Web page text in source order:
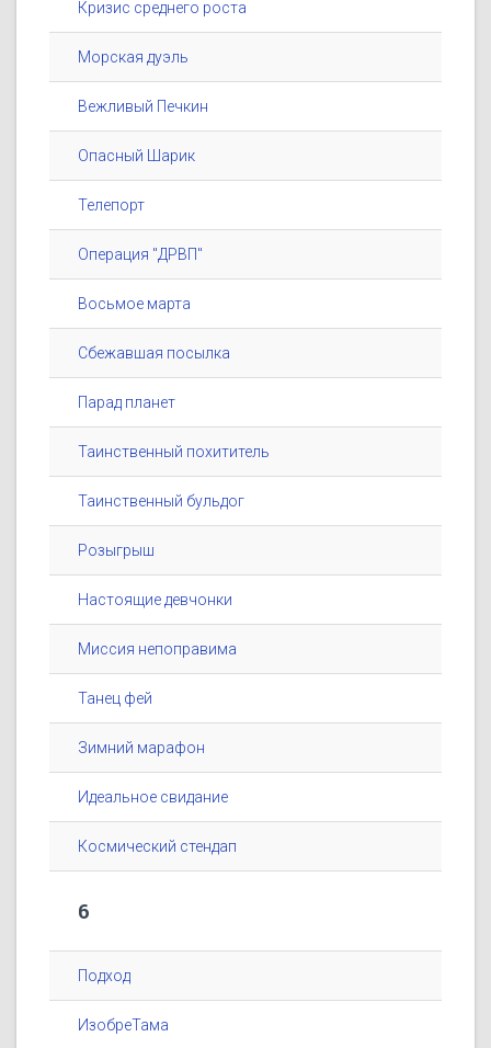
Кризис среднего роста
Морская дуэль
Вежливый Печкин
Опасный Шарик
Телепорт
Операция "ДРВП"
Восьмое марта
Сбежавшая посылка
Парад планет
Таинственный похититель
Таинственный бульдог
Розыгрыш
Настоящие девчонки
Миссия непоправима
Танец фей
Зимний марафон
Идеальное свидание
Космический стендап
6
Подход
ИзобреТама